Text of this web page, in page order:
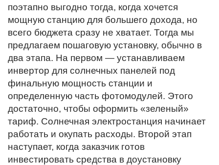
поэтапно выгодно тогда, когда хочется
мощную станцию для большего дохода, но
всего бюджета сразу не хватает. Тогда мы
предлагаем пошаговую установку, обычно в
два этапа. На первом — устанавливаем
инвертор для солнечных панелей под
финальную мощность станции и
определенную часть фотомодулей. Этого
достаточно, чтобы оформить «зеленый»
тариф. Солнечная электростанция начинает
работать и окупать расходы. Второй этап
наступает, когда заказчик готов
инвестировать средства в доустановку